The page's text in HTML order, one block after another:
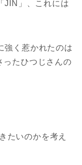
JIN」、これには
強く惹かれたのは
ったひつじさんの
たいのかを考え